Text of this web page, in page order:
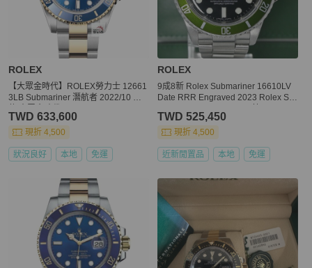
ROLEX
【大眾金時代】ROLEX勞力士 12661
3LB Submariner 潛航者 2022/10 新
TWD 633,600
現折 4,500
狀況良好 本地 免運
ROLEX
9成8新 Rolex Submariner 16610LV
Date RRR Engraved 2023 Rolex Ser
TWD 525,450
現折 4,500
近新閒置品 本地 免運